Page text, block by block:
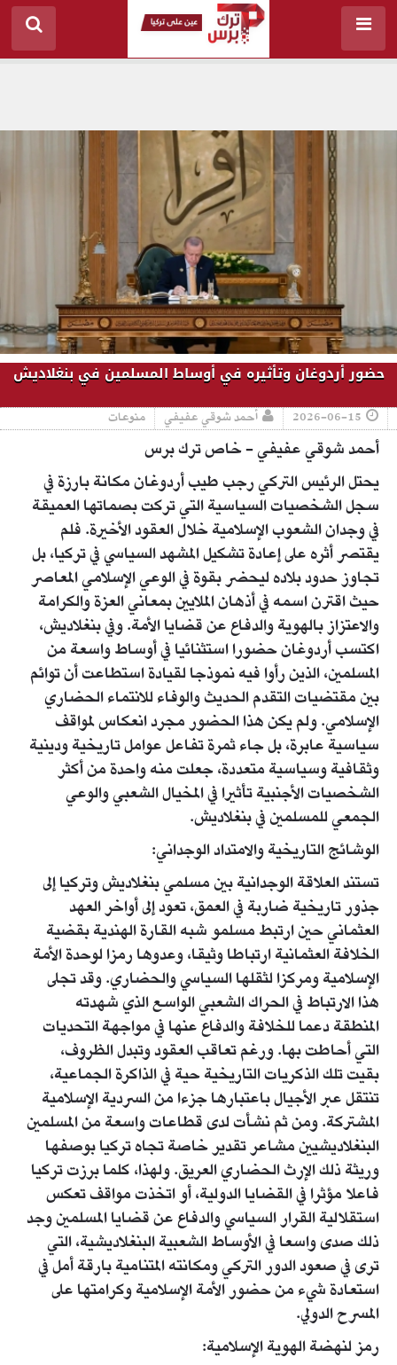
حضور أردوغان وتأثيره في أوساط المسلمين في بنغلاديش
2026-06-15 أحمد شوقي عفيفي منوعات
أحمد شوقي عفيفي - خاص ترك برس
يحتل الرئيس التركي رجب طيب أردوغان مكانة بارزة في
سجل الشخصيات السياسية التي تركت بصماتها العميقة
في وجدان الشعوب الإسلامية خلال العقود الأخيرة. فلم
يقتصر أثره على إعادة تشكيل المشهد السياسي في تركيا، بل
تجاوز حدود بلاده ليحضر بقوة في الوعي الإسلامي المعاصر
حيث اقترن اسمه في أذهان الملايين بمعاني العزة والكرامة
والاعتزاز بالهوية والدفاع عن قضايا الأمة. وفي بنغلاديش،
اكتسب أردوغان حضورا استثنائيا في أوساط واسعة من
المسلمين، الذين رأوا فيه نموذجا لقيادة استطاعت أن توائم
بين مقتضيات التقدم الحديث والوفاء للانتماء الحضاري
الإسلامي. ولم يكن هذا الحضور مجرد انعكاس لمواقف
سياسية عابرة، بل جاء ثمرة تفاعل عوامل تاريخية ودينية
وثقافية وسياسية متعددة، جعلت منه واحدة من أكثر
الشخصيات الأجنبية تأثيرا في المخيال الشعبي والوعي
الجمعي للمسلمين في بنغلاديش.
الوشائج التاريخية والامتداد الوجداني:
تستند العلاقة الوجدانية بين مسلمي بنغلاديش وتركيا إلى
جذور تاريخية ضاربة في العمق، تعود إلى أواخر العهد
العثماني حين ارتبط مسلمو شبه القارة الهندية بقضية
الخلافة العثمانية ارتباطا وثيقا، وعدوها رمزا لوحدة الأمة
الإسلامية ومركزا لثقلها السياسي والحضاري. وقد تجلى
هذا الارتباط في الحراك الشعبي الواسع الذي شهدته
المنطقة دعما للخلافة والدفاع عنها في مواجهة التحديات
التي أحاطت بها. ورغم تعاقب العقود وتبدل الظروف،
بقيت تلك الذكريات التاريخية حية في الذاكرة الجماعية،
تنتقل عبر الأجيال باعتبارها جزءا من السردية الإسلامية
المشتركة. ومن ثم نشأت لدى قطاعات واسعة من المسلمين
البنغلاديشيين مشاعر تقدير خاصة تجاه تركيا بوصفها
وريثة ذلك الإرث الحضاري العريق. ولهذا، كلما برزت تركيا
فاعلا مؤثرا في القضايا الدولية، أو اتخذت مواقف تعكس
استقلالية القرار السياسي والدفاع عن قضايا المسلمين وجد
ذلك صدى واسعا في الأوساط الشعبية البنغلاديشية، التي
ترى في صعود الدور التركي ومكانته المتنامية بارقة أمل في
استعادة شيء من حضور الأمة الإسلامية وكرامتها على
المسرح الدولي.
رمز لنهضة الهوية الإسلامية: